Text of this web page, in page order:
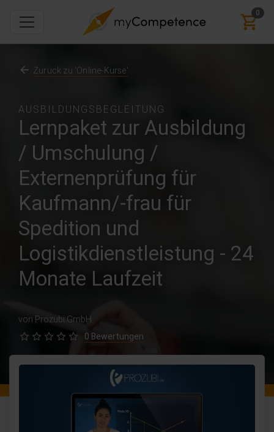
0
AUSBILDUNGSBEGLEITUNG
Lernpaket zur Ausbildung
/ Umschulung /
Externenprüfung für
Kaufmann/-frau für
Spedition und
Logistikdienstleistung - 24
Monate Laufzeit
von Prozubi GmbH
0 Bewertungen
Zurück zu 'Online-Kurse'